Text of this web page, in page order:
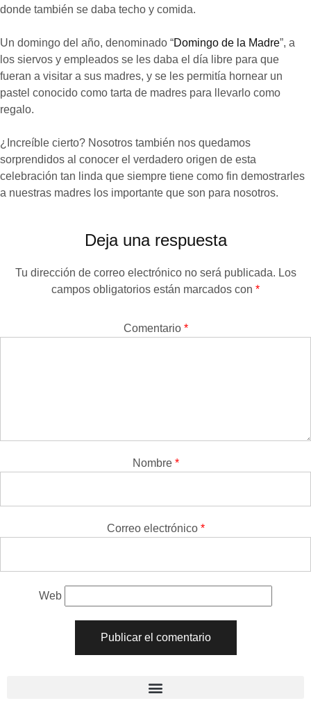
donde también se daba techo y comida.
Un domingo del año, denominado “Domingo de la Madre”, a
los siervos y empleados se les daba el día libre para que
fueran a visitar a sus madres, y se les permitía hornear un
pastel conocido como tarta de madres para llevarlo como
regalo.
¿Increíble cierto? Nosotros también nos quedamos
sorprendidos al conocer el verdadero origen de esta
celebración tan linda que siempre tiene como fin demostrarles
a nuestras madres los importante que son para nosotros.
Deja una respuesta
Tu dirección de correo electrónico no será publicada. Los
campos obligatorios están marcados con *
Comentario *
Nombre *
Correo electrónico *
Web